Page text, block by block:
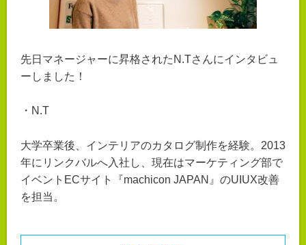
先日マネージャーに昇格されたN.Tさんにインタビュ
ーしました！
・N.T
大学卒業後、インテリアのカタログ制作を経験。2013
年にリンクバルへ入社し、現在はマーケティング部で
イベントECサイト『machicon JAPAN』のUIUX改善
を担当。